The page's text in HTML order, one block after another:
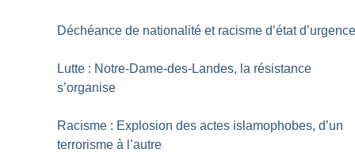
Déchéance de nationalité et racisme d’état
Lutte : Notre-Dame-des-Landes, la résistance
s’organise
Racisme : Explosion des actes islamophobes, d’un
terrorisme à l’autre